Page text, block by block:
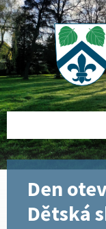
Skip
to
content
Skip
to
left
sidebar
Skip
to
right
sidebar
Skip
to
footer
Den
Dětská